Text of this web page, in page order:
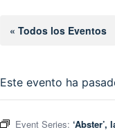
« Todos los Eventos
Este evento ha
Event Series: